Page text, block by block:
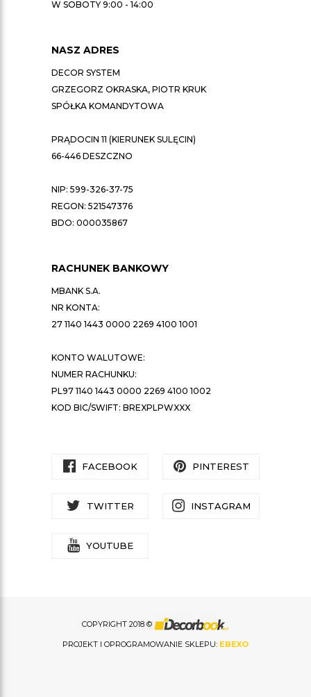
W SOBOTY 9:00 - 14:00
NASZ ADRES
DECOR SYSTEM
GRZEGORZ OKRASKA, PIOTR KRUK
SPÓŁKA KOMANDYTOWA
PRĄDOCIN 11 (KIERUNEK SULĘCIN)
66-446 DESZCZNO
NIP: 599-326-37-75
REGON: 521547376
BDO: 000035867
RACHUNEK BANKOWY
MBANK S.A.
NR KONTA:
27 1140 1443 0000 2269 4100 1001
KONTO WALUTOWE:
NUMER RACHUNKU:
PL97 1140 1443 0000 2269 4100 1002
KOD BIC/SWIFT: BREXPLPWXXX
FACEBOOK PINTEREST
TWITTER INSTAGRAM
YOUTUBE
COPYRIGHT 2018 ©
PROJEKT I OPROGRAMOWANIE SKLEPU: EBEXO